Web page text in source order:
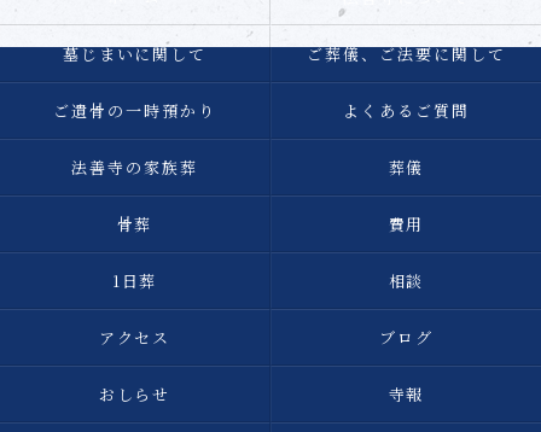
墓じまいに関して ご葬儀、ご法要に関して
ご遺骨の一時預かり よくあるご質問
法善寺の家族葬 葬儀
骨葬 費用
1日葬 相談
アクセス ブログ
おしらせ 寺報